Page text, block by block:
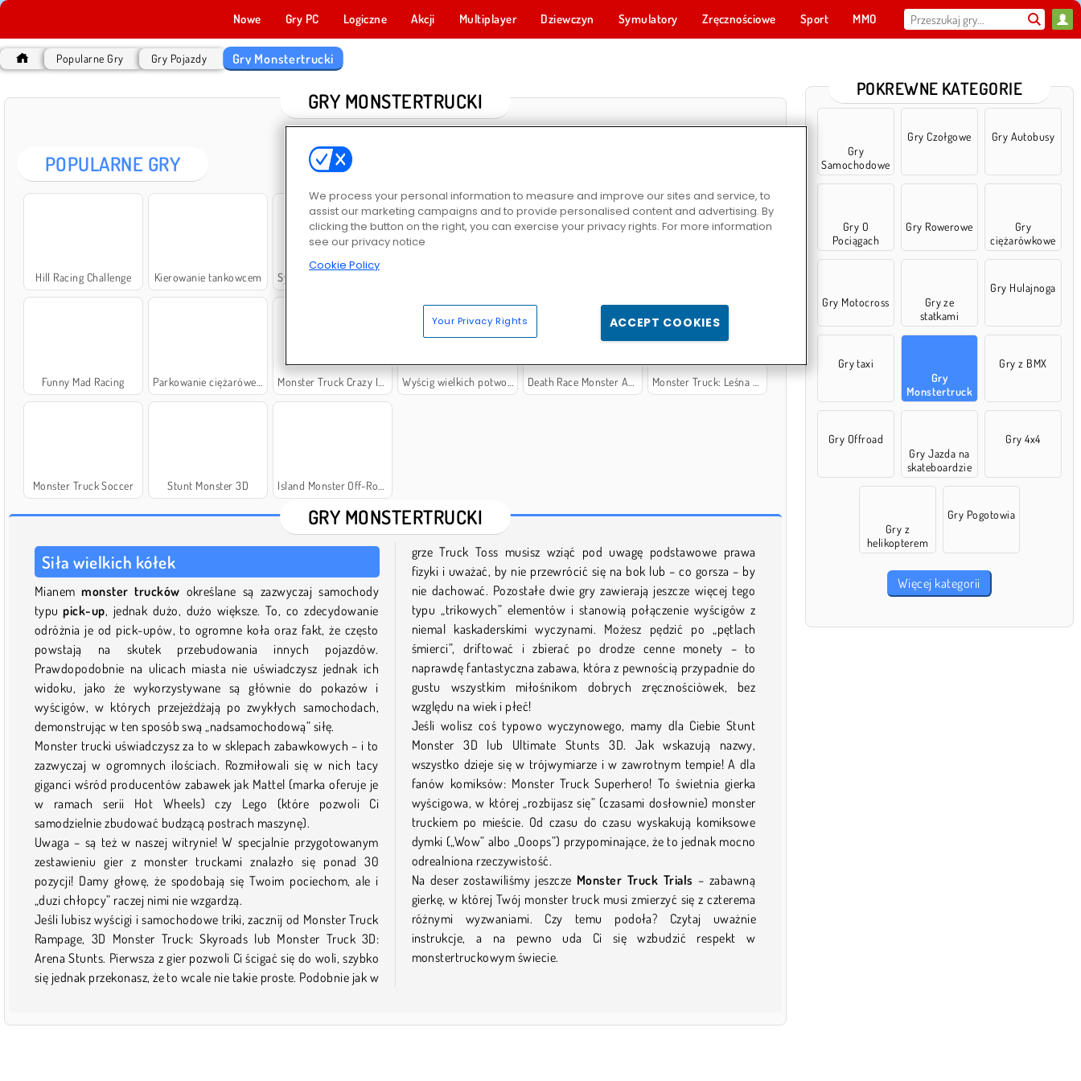
Nowe Gry PC Logiczne Akcji Multiplayer Dziewczyn Symulatory Zręcznościowe Sport MMO
Popularne Gry Gry Pojazdy Gry Monstertrucki
GRY MONSTERTRUCKI
POPULARNE GRY
Hill Racing Challenge Kierowanie tankowcem Symulator 3D ciężarówki indyjskiej
Funny Mad Racing Parkowanie ciężarówek 3D Monster Truck Crazy Impossible Wyścig wielkich potworów Death Race Monster Arena Monster Truck: Leśna dostawa
Monster Truck Soccer Stunt Monster 3D Island Monster Off-Road
GRY MONSTERTRUCKI
Siła wielkich kółek
Mianemmonster trucków określane są zazwyczaj samochody
typupick-up, jednak dużo, dużo większe. To, co zdecydowanie
odróżnia je od pick-upów, to ogromne koła oraz fakt, że często
powstają na skutek przebudowania innych pojazdów.
Prawdopodobnie na ulicach miasta nie uświadczysz jednak ich
widoku, jako że wykorzystywane są głównie do pokazów i
wyścigów, w których przejeżdżają po zwykłych samochodach,
demonstrując w ten sposób swą „nadsamochodową” siłę.
Monster trucki uświadczysz za to w sklepach zabawkowych – i to
zazwyczaj w ogromnych ilościach. Rozmiłowali się w nich tacy
giganci wśród producentów zabawek jak Mattel (marka oferuje je
w ramach serii Hot Wheels) czy Lego (które pozwoli Ci
samodzielnie zbudować budzącą postrach maszynę).
Uwaga – są też w naszej witrynie! W specjalnie przygotowanym
zestawieniu gier z monster truckami znalazło się ponad 30
pozycji! Damy głowę, że spodobają się Twoim pociechom, ale i
„duzi chłopcy” raczej nimi nie wzgardzą.
Jeśli lubisz wyścigi i samochodowe triki, zacznij od Monster Truck
Rampage, 3D Monster Truck: Skyroads lub Monster Truck 3D:
Arena Stunts. Pierwsza z gier pozwoli Ci ścigać się do woli, szybko
się jednak przekonasz, że to wcale nie takie proste. Podobnie jak w
grze Truck Toss musisz wziąć pod uwagę podstawowe prawa
fizyki i uważać, by nie przewrócić się na bok lub – co gorsza – by
nie dachować. Pozostałe dwie gry zawierają jeszcze więcej tego
typu „trikowych” elementów i stanowią połączenie wyścigów z
niemal kaskaderskimi wyczynami. Możesz pędzić po „pętlach
śmierci”, driftować i zbierać po drodze cenne monety – to
naprawdę fantastyczna zabawa, która z pewnością przypadnie do
gustu wszystkim miłośnikom dobrych zręcznościówek, bez
względu na wiek i płeć!
Jeśli wolisz coś typowo wyczynowego, mamy dla Ciebie Stunt
Monster 3D lub Ultimate Stunts 3D. Jak wskazują nazwy,
wszystko dzieje się w trójwymiarze i w zawrotnym tempie! A dla
fanów komiksów: Monster Truck Superhero! To świetnia gierka
wyścigowa, w której „rozbijasz się” (czasami dosłownie) monster
truckiem po mieście. Od czasu do czasu wyskakują komiksowe
dymki („Wow” albo „Ooops”) przypominające, że to jednak mocno
odrealniona rzeczywistość.
Na deser zostawiliśmy jeszcze Monster Truck Trials – zabawną
gierkę, w której Twój monster truck musi zmierzyć się z czterema
różnymi wyzwaniami. Czy temu podoła? Czytaj uważnie
instrukcje, a na pewno uda Ci się wzbudzić respekt w
monstertruckowym świecie.
POKREWNE KATEGORIE
Gry
Samochodowe
Gry Czołgowe Gry Autobusy
Gry O
Pociągach
Gry Rowerowe
Gry
ciężarówkowe
Gry Motocross
Gry ze
statkami
Gry Hulajnoga
Gry taxi
Gry
Monstertruck
i
Gry z BMX
Gry Offroad
Gry Jazda na
skateboardzie
Gry 4x4
Gry z
helikopterem
Gry Pogotowia
Więcej kategorii
We process your personal information to measure and improve our sites and service, to
assist our marketing campaigns and to provide personalised content and advertising. By
clicking the button on the right, you can exercise your privacy rights. For more information
see our privacy notice
Cookie Policy
Your Privacy Rights ACCEPT COOKIES